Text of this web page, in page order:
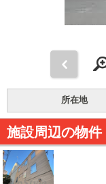
所在地
施設周辺の物件